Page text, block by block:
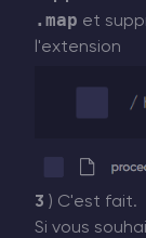
.map et
l'extension
3 ) C'est fait.
Si vous